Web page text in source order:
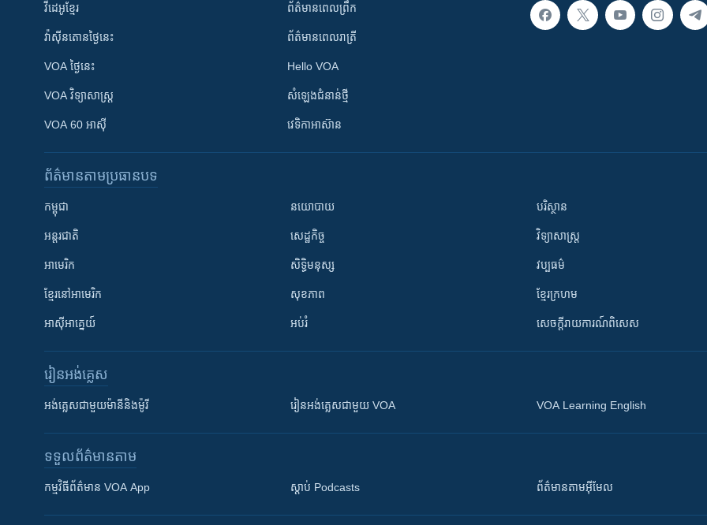
វីដេអូ​ខ្មែរ
វ៉ាស៊ីនតោន​ថ្ងៃ​នេះ
VOA ថ្ងៃនេះ
VOA ​វិទ្យាសាស្ត្រ
VOA 60 អាស៊ី
ព័ត៌មាន​ពេល​ព្រឹក
ព័ត៌មាន​​ពេល​រាត្រី
Hello VOA
សំឡេង​ជំនាន់​ថ្មី
វេទិកា​អាស៊ាន
ព័ត៌មាន​តាមប្រធានបទ​
កម្ពុជា
អន្តរជាតិ
អាមេរិក
ខ្មែរ​នៅអាមេរិក
អាស៊ីអាគ្នេយ៍
នយោបាយ
សេដ្ឋកិច្ច
សិទ្ធិមនុស្ស
សុខភាព
អប់រំ
បរិស្ថាន
វិទ្យាសាស្រ្ត
វប្បធម៌
ខ្មែរក្រហម
សេចក្តីរាយការណ៍ពិសេស
រៀន​​អង់គ្លេស
អង់គ្លេស​ជាមួយ​ម៉ានី​និង​ម៉ូរី រៀន​​​​​​អង់គ្លេស​​ជាមួយ VOA VOA Learning English
ទទួល​ព័ត៌មាន​តាម
កម្មវិធី​ព័ត៌មាន VOA App ស្តាប់ Podcasts ព័ត៌មាន​តាម​អ៊ីមែល